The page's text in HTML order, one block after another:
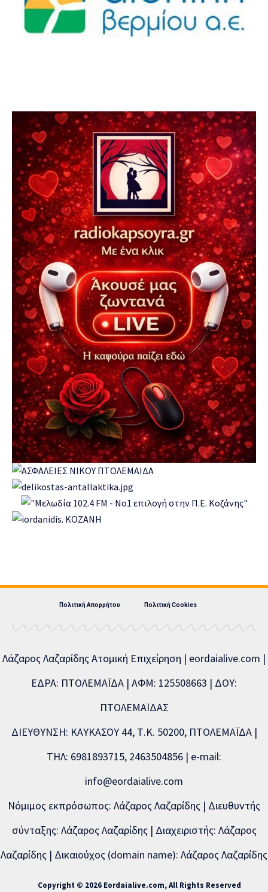
Πολιτική Απορρήτου Πολιτική Cookies
Λάζαρος Λαζαρίδης Ατομική Επιχείρηση | eordaialive.com |
ΕΔΡΑ: ΠΤΟΛΕΜΑΪΔΑ | ΑΦΜ: 125508663 | ΔΟΥ:
ΠΤΟΛΕΜΑΪΔΑΣ
ΔΙΕΥΘΥΝΣΗ: ΚΑΥΚΑΣΟΥ 44, Τ.Κ. 50200, ΠΤΟΛΕΜΑΪΔΑ |
ΤΗΛ: 6981893715, 2463504856 | e-mail:
info@eordaialive.com
Νόμιμος εκπρόσωπος: Λάζαρος Λαζαρίδης | Διευθυντής
σύνταξης: Λάζαρος Λαζαρίδης | Διαχειριστής: Λάζαρος
Λαζαρίδης | Δικαιούχος (domain name): Λάζαρος Λαζαρίδης
Copyright © 2026 Eordaialive.com, All Rights Reserved